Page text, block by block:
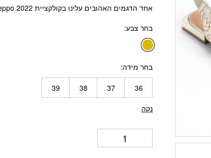
אחד הדגמים האהובים עלינו בקולקציית Gioseppo 2022.
בחר צבע
בחר מידה
36
37
38
39
נקה